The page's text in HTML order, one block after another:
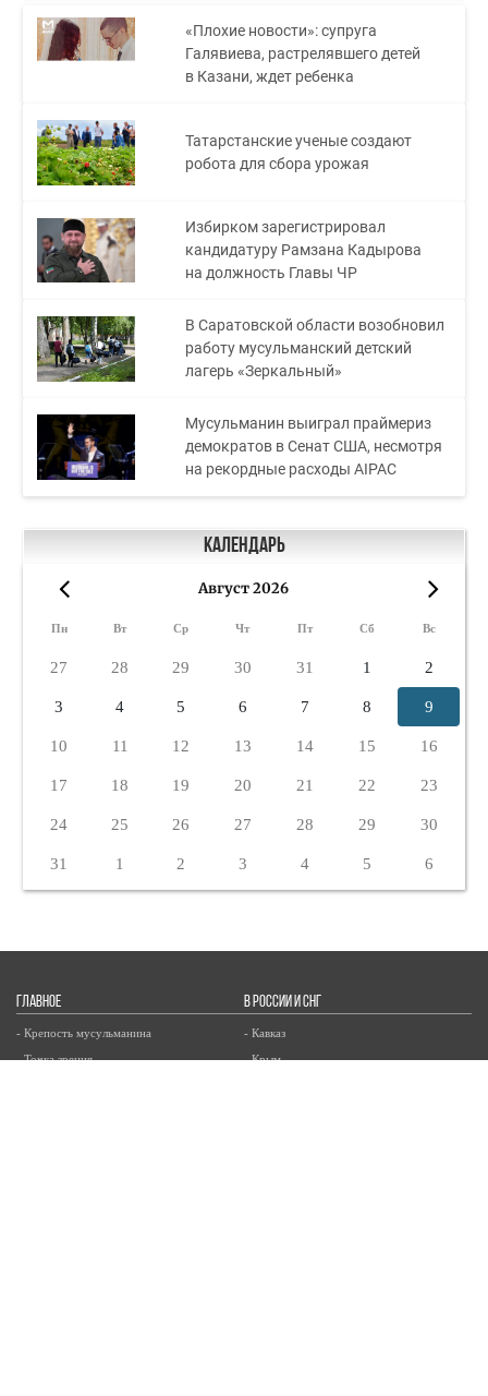
«Плохие новости»: супруга
Галявиева, растрелявшего детей
в Казани, ждет ребенка
Татарстанские ученые создают
робота для сбора урожая
Избирком зарегистрировал
кандидатуру Рамзана Кадырова
на должность Главы ЧР
В Саратовской области возобновил
работу мусульманский детский
лагерь «Зеркальный»
Мусульманин выиграл праймериз
демократов в Сенат США, несмотря
на рекордные расходы AIPAC
Календарь
Август 2026
Пн Вт Ср Чт Пт Сб Вс
27 28 29 30 31 1 2
3 4 5 6 7 8 9
10 11 12 13 14 15 16
17 18 19 20 21 22 23
24 25 26 27 28 29 30
31 1 2 3 4 5 6
ГЛАВНОЕ
- Крепость мусульманина
- Точка зрения
В РОССИИ И СНГ
- Кавказ
- Крым